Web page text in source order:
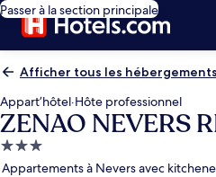
Passer à la section principale
Afficher tous les hébergements
Appart’hôtel·Hôte professionnel
ZENAO NEVERS
Hébergement
3.0 étoiles
Appartements à Nevers avec